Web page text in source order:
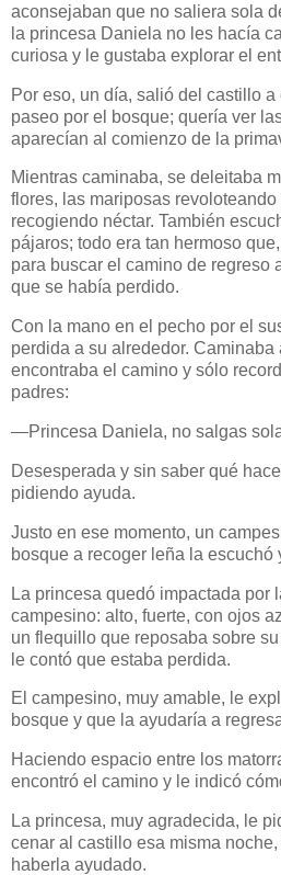
aconsejaban que no saliera sola
la princesa Daniela no les hacía
curiosa y le gustaba explorar el
Por eso, un día, salió del castillo
paseo por el bosque; quería ver
aparecían al comienzo de la
Mientras caminaba, se deleitaba
flores, las mariposas
recogiendo néctar. También
pájaros; todo era tan hermoso
para buscar el camino de regreso
que se había perdido.
Con la mano en el pecho por el
perdida a su alrededor. Caminaba
encontraba el camino y sólo
padres:
—Princesa Daniela, no salgas
Desesperada y sin saber qué
pidiendo ayuda.
Justo en ese momento, un
bosque a recoger leña la escuchó
La princesa quedó impactada por
campesino: alto, fuerte, con ojos
un flequillo que reposaba sobre
le contó que estaba perdida.
El campesino, muy amable, le
bosque y que la ayudaría a
Haciendo espacio entre los
encontró el camino y le indicó
La princesa, muy agradecida, le
cenar al castillo esa misma
haberla ayudado.